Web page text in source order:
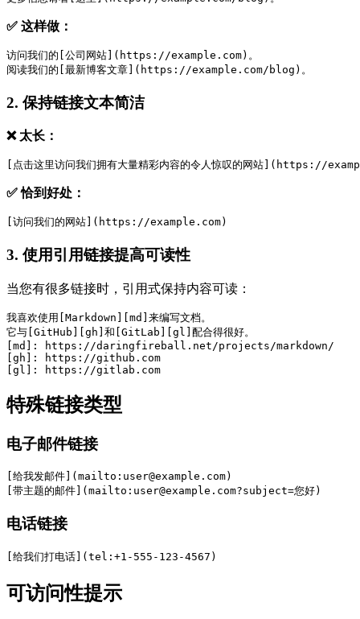
✅ 这样做：
访问我们的[公司网站](https://example.com)。
阅读我们的[最新博客文章](https://example.com/blog)。
2. 保持链接文本简洁
❌ 太长：
[点击这里访问我们拥有大量精彩内容的令人惊叹的网站](https://
✅ 恰到好处：
[访问我们的网站](https://example.com)
3. 使用引用链接提高可读性
当您有很多链接时，引用式保持内容可读：
我喜欢使用[Markdown][md]来编写文档。
它与[GitHub][gh]和[GitLab][gl]配合得很好。
[md]: https://daringfireball.net/projects/markdown/
[gh]: https://github.com
[gl]: https://gitlab.com
特殊链接类型
电子邮件链接
[给我发邮件](mailto: user@example.com)
[带主题的邮件](mailto: user@example.com?subject=您好)
电话链接
[给我们打电话](tel:+1-555-123-4567)
可访问性提示